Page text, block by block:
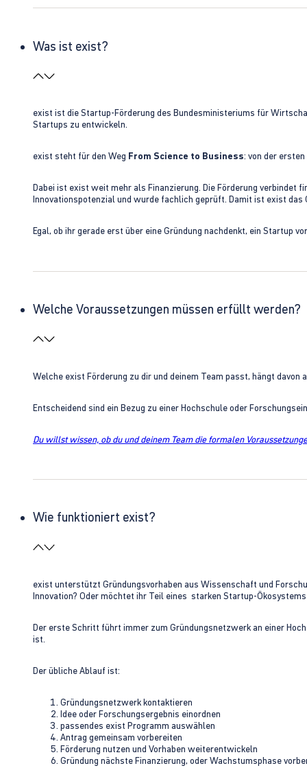
Was ist exist?
exist ist die Startup-Förderung des Bundesministeriums für
Startups zu entwickeln.
exist steht für den Weg From Science to Business: von der
Dabei ist exist weit mehr als Finanzierung. Die Förderung verbindet
Innovationspotenzial und wurde fachlich geprüft. Damit ist exist
Egal, ob ihr gerade erst über eine Gründung nachdenkt, ein Startup
Welche Voraussetzungen müssen erfüllt werden?
Welche exist Förderung zu dir und deinem Team passt, hängt
Entscheidend sind ein Bezug zu einer Hochschule oder
Du willst wissen, ob du und deinem Team die formalen
Wie funktioniert exist?
exist unterstützt Gründungsvorhaben aus Wissenschaft und
Innovation? Oder möchtet ihr Teil eines starken Startup-
Der erste Schritt führt immer zum Gründungsnetzwerk an einer
ist.
Der übliche Ablauf ist:
Gründungsnetzwerk kontaktieren
Idee oder Forschungsergebnis einordnen
passendes exist Programm auswählen
Antrag gemeinsam vorbereiten
Förderung nutzen und Vorhaben weiterentwickeln
Gründung nächste Finanzierung, oder Wachstumsphase